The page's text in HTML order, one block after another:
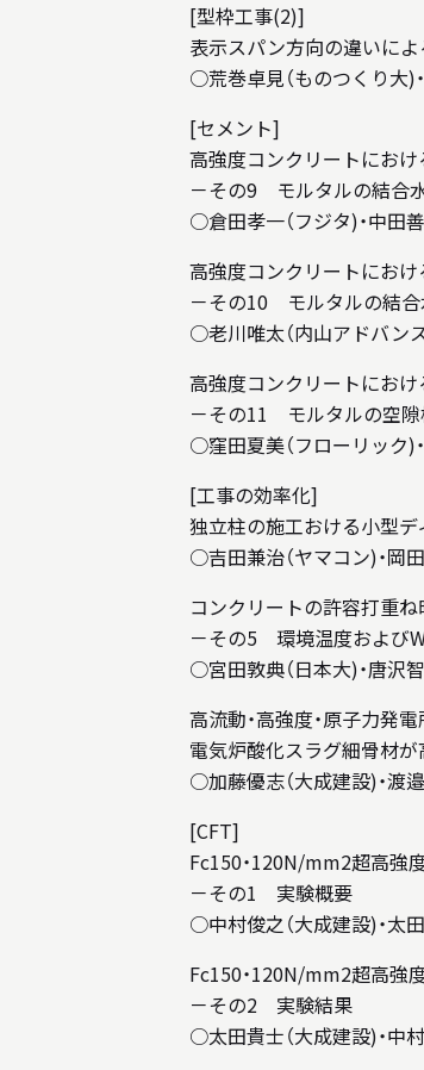
[型枠工事(2)]
表示スパン方向の違いに
○荒巻卓見（ものつくり大)
[セメント]
高強度コンクリートにお
－その9 モルタルの結合
○倉田孝一（フジタ)・中田
高強度コンクリートにお
－その10 モルタルの結合
○老川唯太（内山アドバンス
高強度コンクリートにお
－その11 モルタルの空隙
○窪田夏美（フローリック)
[工事の効率化]
独立柱の施工おける小型
○吉田兼治（ヤマコン)・岡
コンクリートの許容打重
－その5 環境温度および
○宮田敦典（日本大)・唐沢
高流動・高強度・原子力発
電気炉酸化スラグ細骨材
○加藤優志（大成建設)・渡
[CFT]
Fc150・120N/mm2超高強
－その1 実験概要
○中村俊之（大成建設)・太
Fc150・120N/mm2超高強
－その2 実験結果
○太田貴士（大成建設)・中